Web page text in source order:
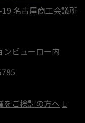
名古屋商工会議所
ンビューロー内
をご検討の方へ